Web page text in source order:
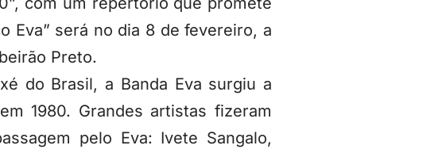
Eva” será no dia 8 de fevereiro, a
Preto.
do Brasil, a Banda Eva surgiu a
1980. Grandes artistas fizeram
pelo Eva: Ivete Sangalo,